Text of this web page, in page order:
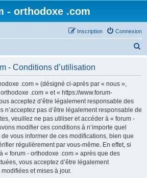
- orthodoxe .com
Connexion
Inscription
- Conditions d’utilisation
.com » (désigné ci-après par « nous »,
.com » et « https://www.forum-
acceptez d’être légalement responsable des
n’acceptez pas d’être légalement responsable de
veuillez ne pas utiliser et accéder à « forum -
modifier ces conditions à n’importe quel
vous informer de ces modifications, bien que
régulièrement par vous-même. En effet, si
« forum - orthodoxe .com » après que des
vous acceptez d’être légalement
et mises à jour.